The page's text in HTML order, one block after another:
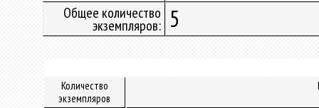
Общее количество
экземпляров: 5
Количество
экземпляров